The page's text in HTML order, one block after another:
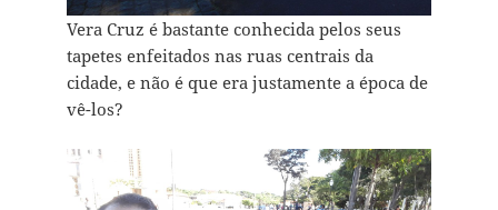
Vera Cruz é bastante conhecida pelos seus
tapetes enfeitados nas ruas centrais da
cidade, e não é que era justamente a época de
vê-los?